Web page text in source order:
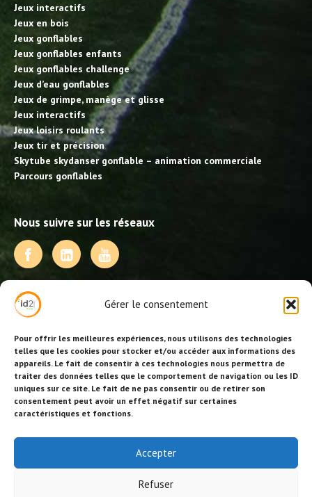
Gérer le consentement
Pour offrir les meilleures expériences, nous utilisons des technologies
telles que les cookies pour stocker et/ou accéder aux informations des
appareils. Le fait de consentir à ces technologies nous permettra de
traiter des données telles que le comportement de navigation ou les ID
uniques sur ce site. Le fait de ne pas consentir ou de retirer son
consentement peut avoir un effet négatif sur certaines
caractéristiques et fonctions.
Accepter
Refuser
Jeux interactifs
Jeux en bois
Jeux gonflables
Jeux gonflables enfants
Jeux gonflables challenge
Jeux d’eau gonflables
Jeux de grimpe, manège et glisse
Jeux interactifs
Jeux loisirs roulants
Jeux tir et précision
Skytube skydanser gonflable – animation commerciale
Parcours gonflables
Nous suivre sur les réseaux
NOS PRESTATIONS
Activités, jeux et animations BDE
Animations événementielles
Animations EVJF – EVJG
Animations hôtellerie
Animations anniversaires
Collectivités, centres de loisirs et jeunesse
Séminaires team building